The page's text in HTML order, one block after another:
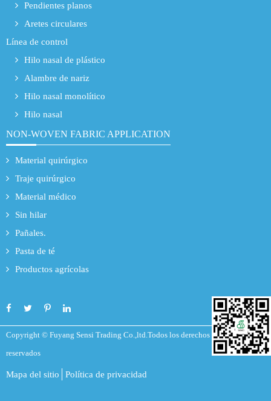
Pendientes planos
Aretes circulares
Línea de control
Hilo nasal de plástico
Alambre de nariz
Hilo nasal monolítico
Hilo nasal
NON-WOVEN FABRIC APPLICATION
Material quirúrgico
Traje quirúrgico
Material médico
Sin hilar
Pañales.
Pasta de té
Productos agrícolas
Copyright © Fuyang Sensi Trading Co.,ltd.Todos los derechos
reservados
Mapa del sitio Política de privacidad